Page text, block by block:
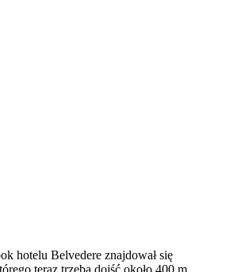
hotelu Belvedere znajdował się
teraz trzeba dojść około 400 m.